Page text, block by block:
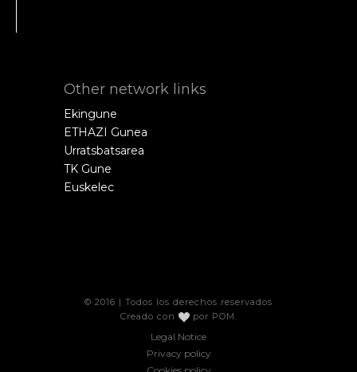
Other network links
Ekingune
ETHAZI Gunea
Urratsbatsarea
TK Gune
Euskelec
© 2016 | Todos los derechos reservados
Creado con
por POM
Legal Notice
Privacy policy